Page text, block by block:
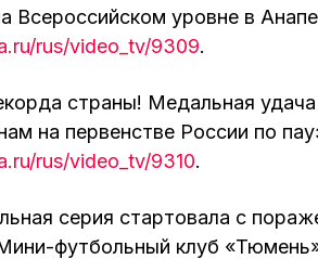
Всероссийском уровне в
rus/video_tv/9309.
страны! Медальная
на первенстве России по
rus/video_tv/9310.
серия стартовала с
футбольный клуб